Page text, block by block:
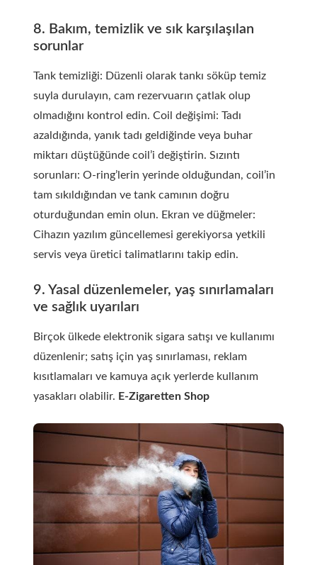
8. Bakım, temizlik ve sık karşılaşılan
sorunlar
Tank temizliği: Düzenli olarak tankı söküp temiz
suyla durulayın, cam rezervuarın çatlak olup
olmadığını kontrol edin. Coil değişimi: Tadı
azaldığında, yanık tadı geldiğinde veya buhar
miktarı düştüğünde coil’i değiştirin. Sızıntı
sorunları: O-ring’lerin yerinde olduğundan, coil’in
tam sıkıldığından ve tank camının doğru
oturduğundan emin olun. Ekran ve düğmeler:
Cihazın yazılım güncellemesi gerekiyorsa yetkili
servis veya üretici talimatlarını takip edin.
9. Yasal düzenlemeler, yaş sınırlamaları
ve sağlık uyarıları
Birçok ülkede elektronik sigara satışı ve kullanımı
düzenlenir; satış için yaş sınırlaması, reklam
kısıtlamaları ve kamuya açık yerlerde kullanım
yasakları olabilir. E-Zigaretten Shop